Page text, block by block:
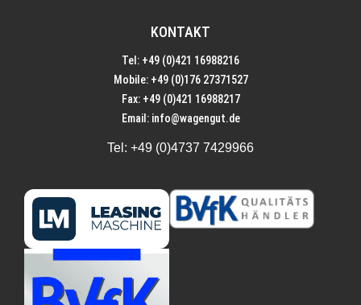
KONTAKT
Tel: +49 (0)421 16988216
Mobile: +49 (0)176 27371527
Fax: +49 (0)421 16988217
Email: info@wagengut.de
Tel: +49 (0)4737 7429966